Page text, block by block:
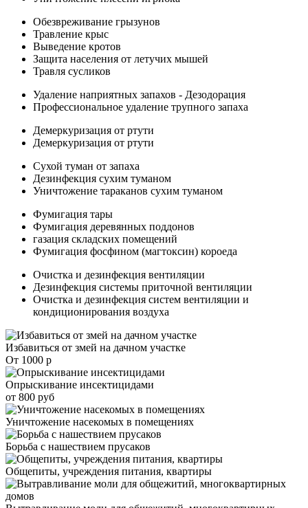
Обезвреживание грызунов
Травление крыс
Выведение кротов
Защита населения от летучих мышей
Травля сусликов
Удаление наприятных запахов - Дезодорация
Профессиональное удаление трупного запаха
Демеркуризация от ртути
Демеркуризация от ртути
Сухой туман от запаха
Дезинфекция сухим туманом
Уничтожение тараканов сухим туманом
Фумигация тары
Фумигация деревянных поддонов
газация складских помещений
Фумигация фосфином (магтоксин) короеда
Очистка и дезинфекция вентиляции
Дезинфекция системы приточной вентиляции
Очистка и дезинфекция систем вентиляции и
кондиционирования воздуха
Избавиться от змей на дачном участке
От 1000 р
Опрыскивание инсектицидами
от 800 руб
Уничтожение насекомых в помещениях
Борьба с нашествием прусаков
Общепиты, учреждения питания, квартиры